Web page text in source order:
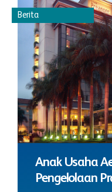
Berita
Anak Usaha
Pengelolaan